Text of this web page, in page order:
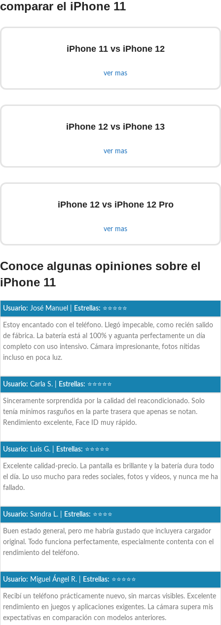
comparar el iPhone 11
iPhone 11 vs iPhone 12
ver mas
iPhone 12 vs iPhone 13
ver mas
iPhone 12 vs iPhone 12 Pro
ver mas
Conoce algunas opiniones sobre el
iPhone 11
Usuario: José Manuel | Estrellas: ⭐⭐⭐⭐⭐
Estoy encantado con el teléfono. Llegó impecable, como recién salido
de fábrica. La batería está al 100% y aguanta perfectamente un día
completo con uso intensivo. Cámara impresionante, fotos nítidas
incluso en poca luz.
Usuario: Carla S. | Estrellas: ⭐⭐⭐⭐⭐
Sinceramente sorprendida por la calidad del reacondicionado. Solo
tenía mínimos rasguños en la parte trasera que apenas se notan.
Rendimiento excelente, Face ID muy rápido.
Usuario: Luis G. | Estrellas: ⭐⭐⭐⭐⭐
Excelente calidad-precio. La pantalla es brillante y la batería dura todo
el día. Lo uso mucho para redes sociales, fotos y vídeos, y nunca me ha
fallado.
Usuario: Sandra L. | Estrellas: ⭐⭐⭐⭐
Buen estado general, pero me habría gustado que incluyera cargador
original. Todo funciona perfectamente, especialmente contenta con el
rendimiento del teléfono.
Usuario: Miguel Ángel R. | Estrellas: ⭐⭐⭐⭐⭐
Recibí un teléfono prácticamente nuevo, sin marcas visibles. Excelente
rendimiento en juegos y aplicaciones exigentes. La cámara supera mis
expectativas en comparación con modelos anteriores.